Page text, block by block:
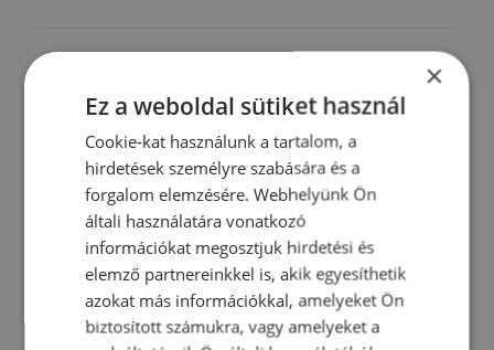
Kapcsolódó cikkeink ×
Ez a weboldal sütiket használ
Cookie-kat használunk a tartalom, a
hirdetések személyre szabására és a
forgalom elemzésére. Webhelyünk Ön
általi használatára vonatkozó
információkat megosztjuk hirdetési és
elemző partnereinkkel is, akik egyesíthetik
azokat más információkkal, amelyeket Ön
biztosított számukra, vagy amelyeket a